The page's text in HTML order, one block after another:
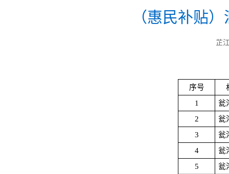
（惠民补贴
芷
序号
1
瓮
2
瓮
3
瓮
4
瓮
5
瓮